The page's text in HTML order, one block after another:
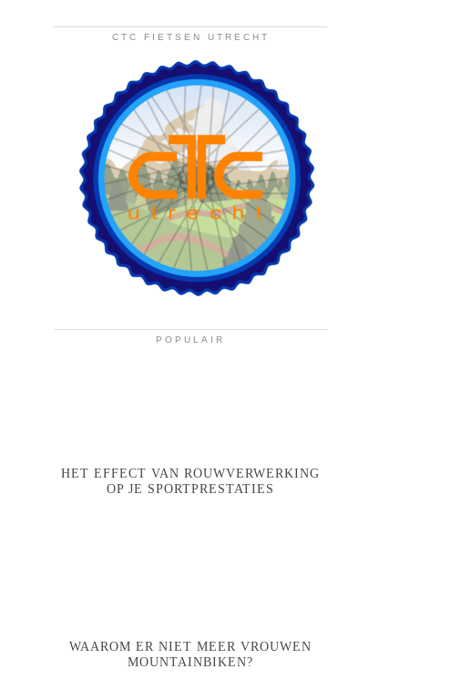
CTC FIETSEN UTRECHT
POPULAIR
HET EFFECT VAN ROUWVERWERKING
OP JE SPORTPRESTATIES
WAAROM ER NIET MEER VROUWEN
MOUNTAINBIKEN?